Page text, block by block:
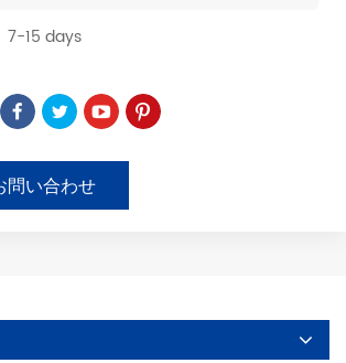
7-15 days
問い合わせ